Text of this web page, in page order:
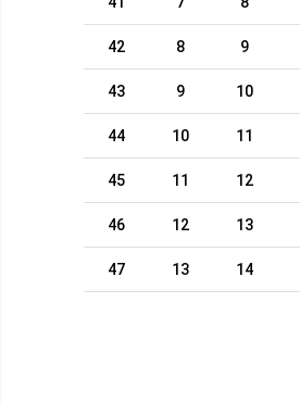
42 8 9
43 9 10
44 10 11
45 11 12
46 12 13
47 13 14